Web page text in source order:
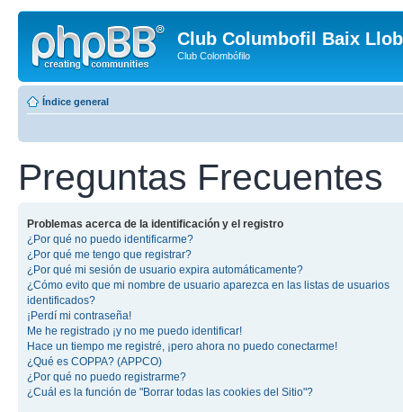
Club Columbofil Baix
Club Colombófilo
Índice general
Preguntas Frecuentes
Problemas acerca de la identificación y el registro
¿Por qué no puedo identificarme?
¿Por qué me tengo que registrar?
¿Por qué mi sesión de usuario expira automáticamente?
¿Cómo evito que mi nombre de usuario aparezca en las listas de usuarios
identificados?
¡Perdí mi contraseña!
Me he registrado ¡y no me puedo identificar!
Hace un tiempo me registré, ¡pero ahora no puedo conectarme!
¿Qué es COPPA? (APPCO)
¿Por qué no puedo registrarme?
¿Cuál es la función de "Borrar todas las cookies del Sitio"?